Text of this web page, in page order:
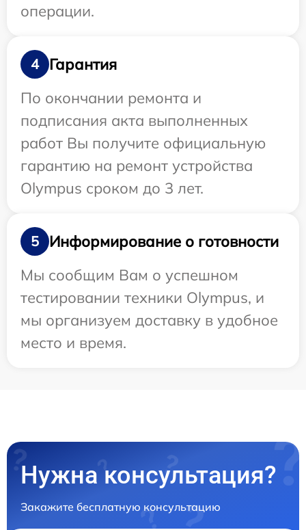
операции.
4
Гарантия
По окончании ремонта и
подписания акта выполненных
работ Вы получите официальную
гарантию на ремонт устройства
Olympus сроком до 3 лет.
5
Информирование о готовности
Мы сообщим Вам о успешном
тестировании техники Olympus, и
мы организуем доставку в удобное
место и время.
Нужна консультация?
Закажите бесплатную консультацию